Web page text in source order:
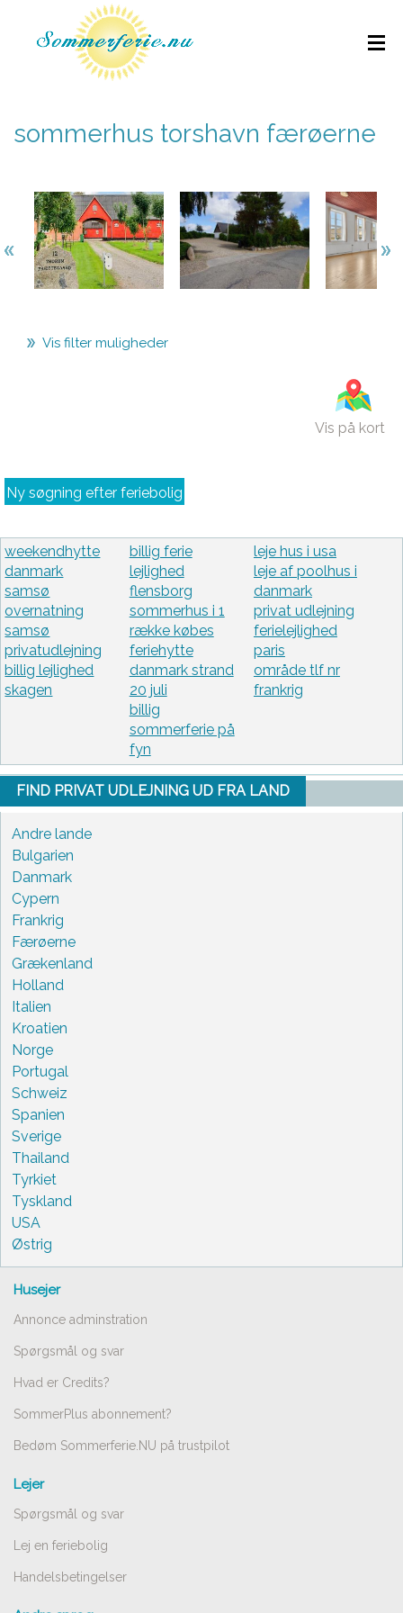
sommerhus torshavn færøerne
Vis filter muligheder
Vis på kort
Ny søgning efter feriebolig
weekendhytte
danmark
samsø
overnatning
samsø
privatudlejning
billig lejlighed
skagen
billig ferie
lejlighed
flensborg
sommerhus i 1
række købes
feriehytte
danmark strand
20 juli
billig
sommerferie på
fyn
leje hus i usa
leje af poolhus i
danmark
privat udlejning
ferielejlighed
paris
område tlf nr
frankrig
FIND PRIVAT UDLEJNING UD FRA LAND
Andre lande
Bulgarien
Danmark
Cypern
Frankrig
Færøerne
Grækenland
Holland
Italien
Kroatien
Norge
Portugal
Schweiz
Spanien
Sverige
Thailand
Tyrkiet
Tyskland
USA
Østrig
Husejer
Annonce adminstration
Spørgsmål og svar
Hvad er Credits?
SommerPlus abonnement?
Bedøm Sommerferie.NU på trustpilot
Lejer
Spørgsmål og svar
Lej en feriebolig
Handelsbetingelser